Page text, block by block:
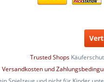
Trusted Shops
und